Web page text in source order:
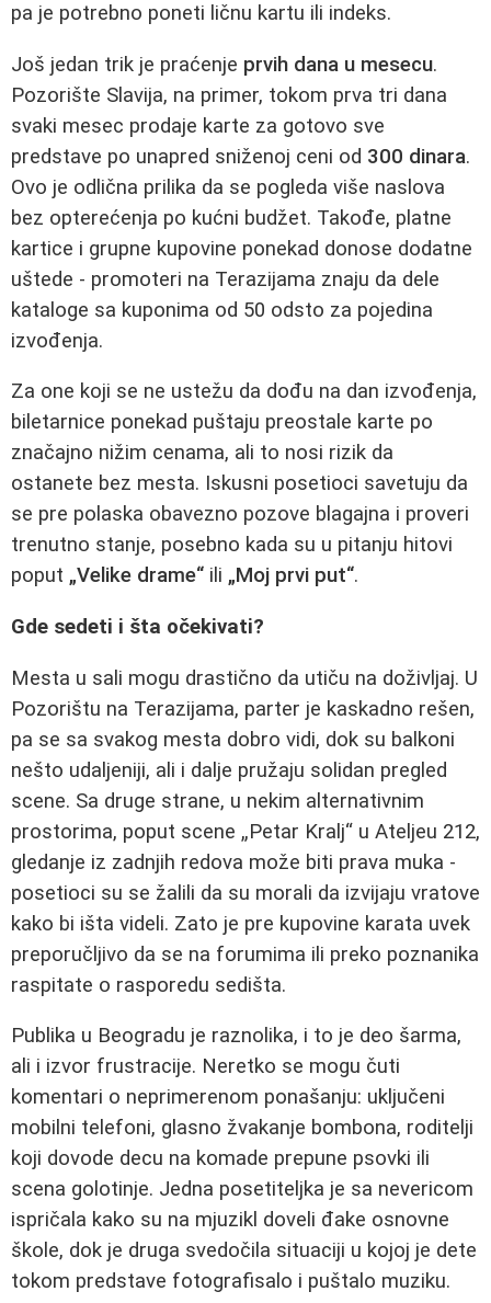
pa je potrebno poneti ličnu kartu ili indeks.
Još jedan trik je praćenje prvih dana u mesecu.
Pozorište Slavija, na primer, tokom prva tri dana
svaki mesec prodaje karte za gotovo sve
predstave po unapred sniženoj ceni od 300 dinara.
Ovo je odlična prilika da se pogleda više naslova
bez opterećenja po kućni budžet. Takođe, platne
kartice i grupne kupovine ponekad donose dodatne
uštede - promoteri na Terazijama znaju da dele
kataloge sa kuponima od 50 odsto za pojedina
izvođenja.
Za one koji se ne ustežu da dođu na dan izvođenja,
biletarnice ponekad puštaju preostale karte po
značajno nižim cenama, ali to nosi rizik da
ostanete bez mesta. Iskusni posetioci savetuju da
se pre polaska obavezno pozove blagajna i proveri
trenutno stanje, posebno kada su u pitanju hitovi
poput „Velike drame“ ili „Moj prvi put“.
Gde sedeti i šta očekivati?
Mesta u sali mogu drastično da utiču na doživljaj. U
Pozorištu na Terazijama, parter je kaskadno rešen,
pa se sa svakog mesta dobro vidi, dok su balkoni
nešto udaljeniji, ali i dalje pružaju solidan pregled
scene. Sa druge strane, u nekim alternativnim
prostorima, poput scene „Petar Kralj“ u Ateljeu 212,
gledanje iz zadnjih redova može biti prava muka -
posetioci su se žalili da su morali da izvijaju vratove
kako bi išta videli. Zato je pre kupovine karata uvek
preporučljivo da se na forumima ili preko poznanika
raspitate o rasporedu sedišta.
Publika u Beogradu je raznolika, i to je deo šarma,
ali i izvor frustracije. Neretko se mogu čuti
komentari o neprimerenom ponašanju: uključeni
mobilni telefoni, glasno žvakanje bombona, roditelji
koji dovode decu na komade prepune psovki ili
scena golotinje. Jedna posetiteljka je sa nevericom
ispričala kako su na mjuzikl doveli đake osnovne
škole, dok je druga svedočila situaciji u kojoj je dete
tokom predstave fotografisalo i puštalo muziku.